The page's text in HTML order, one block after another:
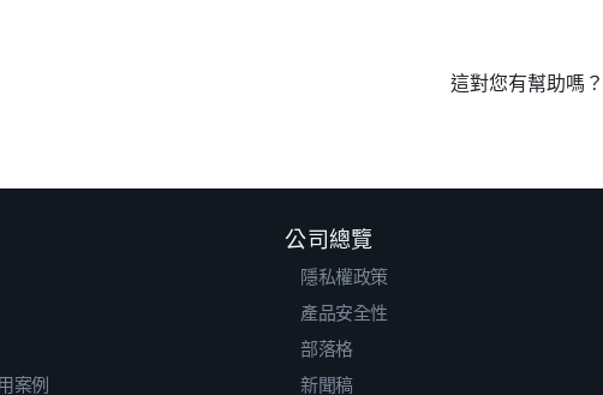
這對您有幫助嗎？
案例
公司總覽
隱私權政策
產品安全性
部落格
新聞稿